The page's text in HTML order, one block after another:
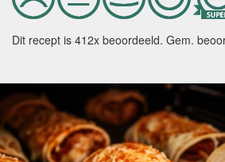
Dit recept is 412x beoordeeld. Gem.